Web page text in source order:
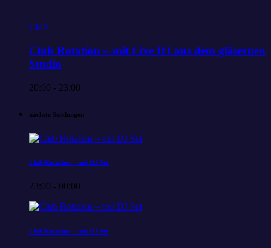
Club
Club Rotation – mit Live DJ aus dem gläsernen
Studio
20:00 - 23:00
nächste Sendungen
Club Rotation – mit DJ Set
23:00 - 00:00
Club Rotation – mit DJ Set